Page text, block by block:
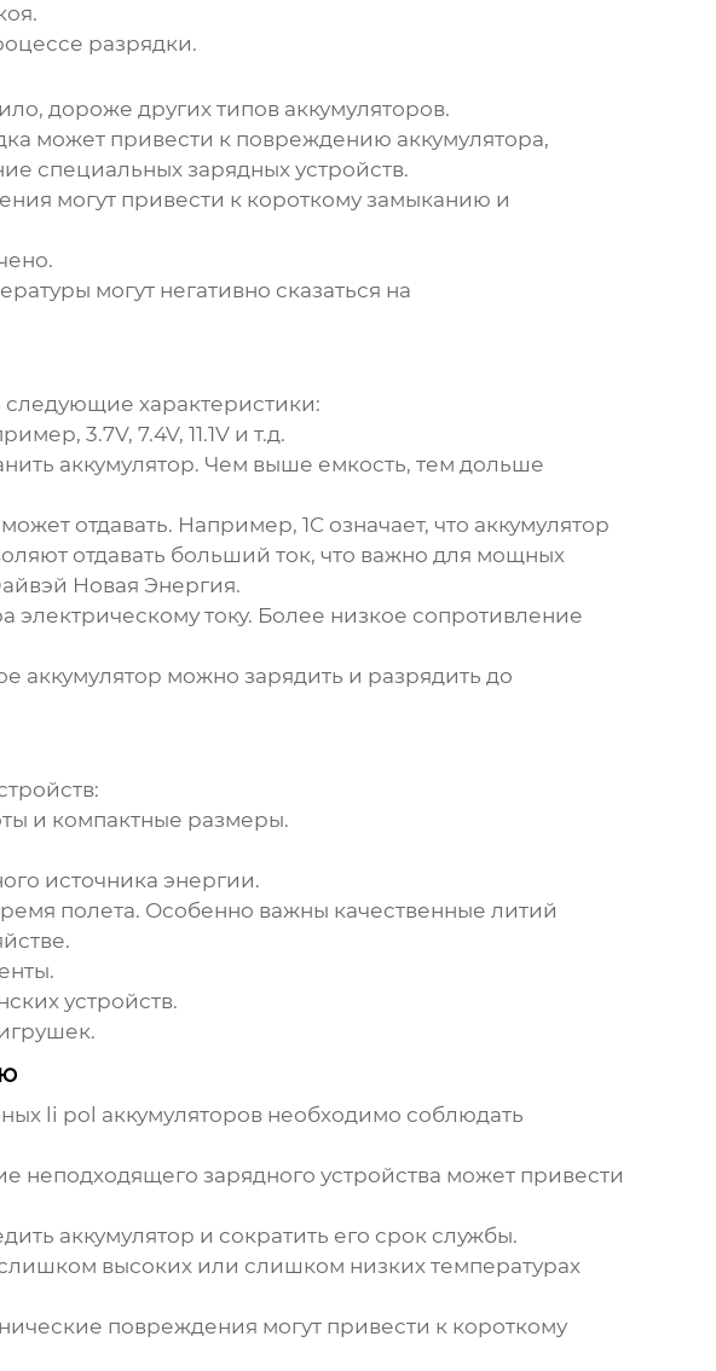
разрядки.
дороже других типов аккумуляторов.
может привести к повреждению аккумулятора,
специальных зарядных устройств.
могут привести к короткому замыканию и
могут негативно сказаться на
характеристики:
3.7V, 7.4V, 11.1V и т.д.
аккумулятор. Чем выше емкость, тем дольше
отдавать. Например, 1C означает, что аккумулятор
отдавать больший ток, что важно для мощных
Новая Энергия.
электрическому току. Более низкое сопротивление
аккумулятор можно зарядить и разрядить до
и компактные размеры.
источника энергии.
полета. Особенно важны качественные литий
устройств.
li pol аккумуляторовнеобходимо соблюдать
неподходящего зарядного устройства может привести
аккумулятор и сократить его срок службы.
высоких или слишком низких температурах
повреждения могут привести к короткому